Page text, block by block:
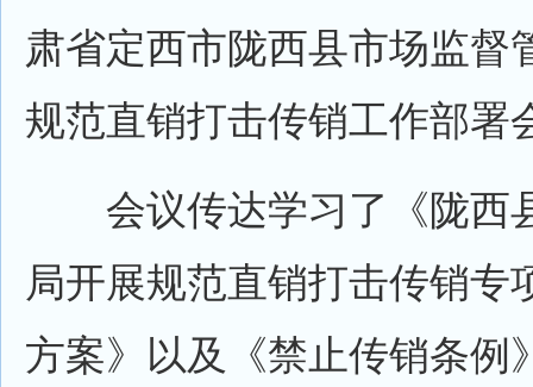
肃省定西市陇西县市场监督
规范直销打击传销工作部署
会议传达学习了《陇西
局开展规范直销打击传销专
方案》以及《禁止传销条例